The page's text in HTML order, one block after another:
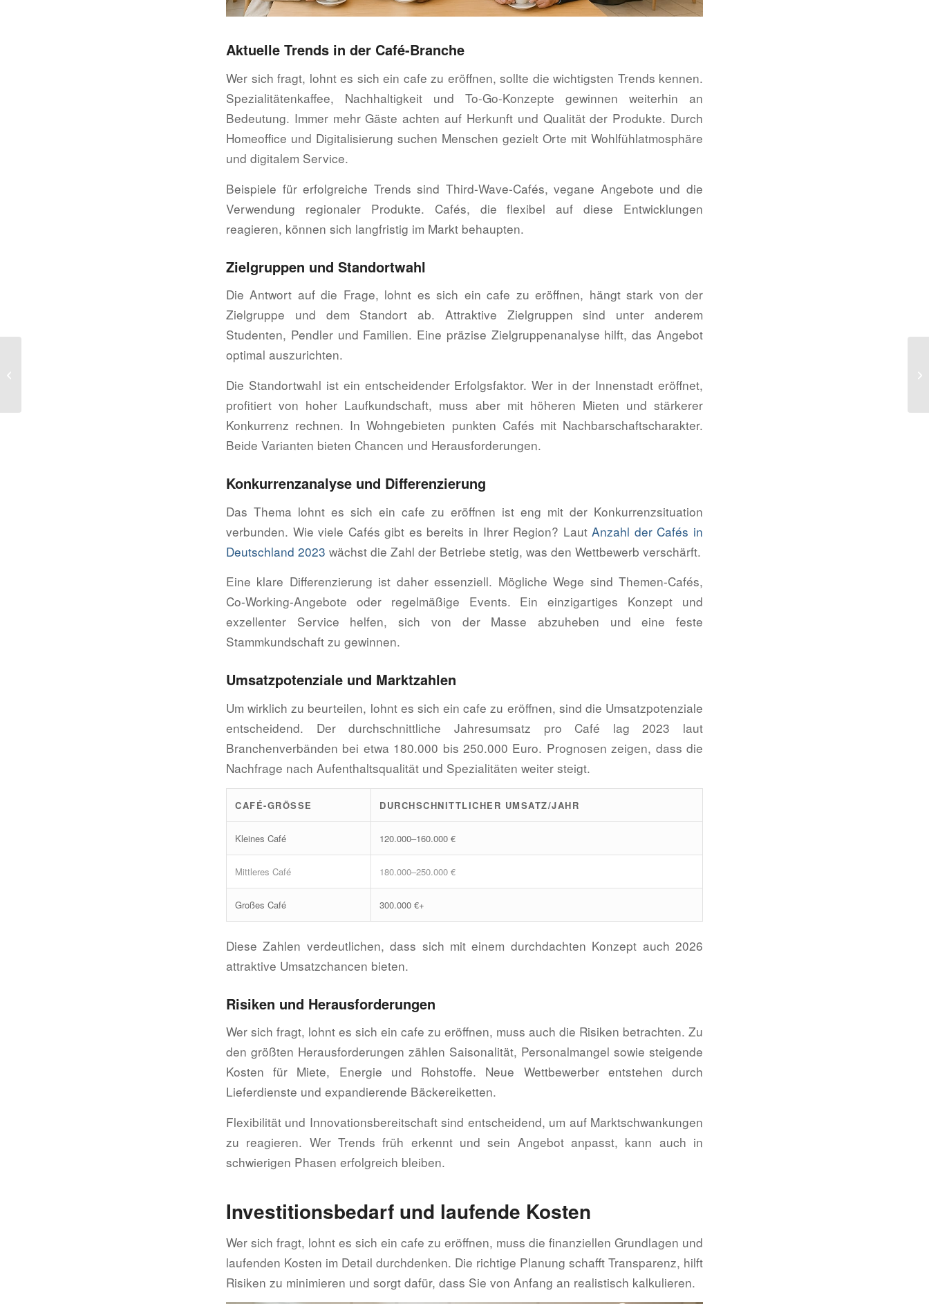
Aktuelle Trends in der Café-Branche
Wer sich fragt, lohnt es sich ein cafe zu eröffnen, sollte die wichtigsten Trends kennen.
Spezialitätenkaffee, Nachhaltigkeit und To-Go-Konzepte gewinnen weiterhin an
Bedeutung. Immer mehr Gäste achten auf Herkunft und Qualität der Produkte. Durch
Homeoffice und Digitalisierung suchen Menschen gezielt Orte mit Wohlfühlatmosphäre
und digitalem Service.
Beispiele für erfolgreiche Trends sind Third-Wave-Cafés, vegane Angebote und die
Verwendung regionaler Produkte. Cafés, die flexibel auf diese Entwicklungen
reagieren, können sich langfristig im Markt behaupten.
Zielgruppen und Standortwahl
Die Antwort auf die Frage, lohnt es sich ein cafe zu eröffnen, hängt stark von der
Zielgruppe und dem Standort ab. Attraktive Zielgruppen sind unter anderem
Studenten, Pendler und Familien. Eine präzise Zielgruppenanalyse hilft, das Angebot
optimal auszurichten.
Die Standortwahl ist ein entscheidender Erfolgsfaktor. Wer in der Innenstadt eröffnet,
profitiert von hoher Laufkundschaft, muss aber mit höheren Mieten und stärkerer
Konkurrenz rechnen. In Wohngebieten punkten Cafés mit Nachbarschaftscharakter.
Beide Varianten bieten Chancen und Herausforderungen.
Konkurrenzanalyse und Differenzierung
Das Thema lohnt es sich ein cafe zu eröffnen ist eng mit der Konkurrenzsituation
verbunden. Wie viele Cafés gibt es bereits in Ihrer Region? LautAnzahl der Cafés in
Deutschland 2023 wächst die Zahl der Betriebe stetig, was den Wettbewerb verschärft.
Eine klare Differenzierung ist daher essenziell. Mögliche Wege sind Themen-Cafés,
Co-Working-Angebote oder regelmäßige Events. Ein einzigartiges Konzept und
exzellenter Service helfen, sich von der Masse abzuheben und eine feste
Stammkundschaft zu gewinnen.
Umsatzpotenziale und Marktzahlen
Um wirklich zu beurteilen, lohnt es sich ein cafe zu eröffnen, sind die Umsatzpotenziale
entscheidend. Der durchschnittliche Jahresumsatz pro Café lag 2023 laut
Branchenverbänden bei etwa 180.000 bis 250.000 Euro. Prognosen zeigen, dass die
Nachfrage nach Aufenthaltsqualität und Spezialitäten weiter steigt.
CAFÉ-GRÖSSE DURCHSCHNITTLICHER UMSATZ/JAHR
Kleines Café 120.000–160.000 €
Mittleres Café 180.000–250.000 €
Großes Café 300.000 €+
Diese Zahlen verdeutlichen, dass sich mit einem durchdachten Konzept auch 2026
attraktive Umsatzchancen bieten.
Risiken und Herausforderungen
Wer sich fragt, lohnt es sich ein cafe zu eröffnen, muss auch die Risiken betrachten. Zu
den größten Herausforderungen zählen Saisonalität, Personalmangel sowie steigende
Kosten für Miete, Energie und Rohstoffe. Neue Wettbewerber entstehen durch
Lieferdienste und expandierende Bäckereiketten.
Flexibilität und Innovationsbereitschaft sind entscheidend, um auf Marktschwankungen
zu reagieren. Wer Trends früh erkennt und sein Angebot anpasst, kann auch in
schwierigen Phasen erfolgreich bleiben.
Investitionsbedarf und laufende Kosten
Wer sich fragt, lohnt es sich ein cafe zu eröffnen, muss die finanziellen Grundlagen und
laufenden Kosten im Detail durchdenken. Die richtige Planung schafft Transparenz, hilft
Risiken zu minimieren und sorgt dafür, dass Sie von Anfang an realistisch kalkulieren.